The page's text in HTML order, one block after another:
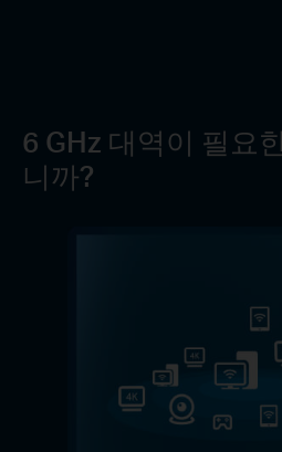
6 GHz 대역이 필요
니까?